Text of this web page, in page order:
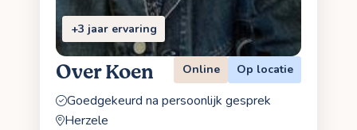
+3 jaar ervaring
Over Koen Online Op locatie
Goedgekeurd na persoonlijk gesprek
Herzele